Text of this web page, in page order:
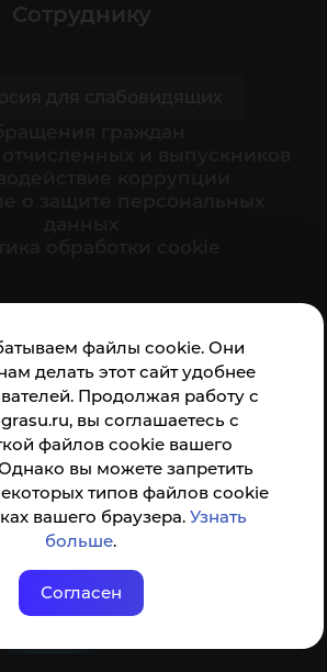
файлы cookie. Они
делать этот сайт удобнее
Продолжая работу с
вы соглашаетесь с
файлов cookie вашего
вы можете запретить
типов файлов cookie
вашего браузера.Узнать
больше.
Согласен
Сотруднику
организации:
по QR-коду, а так же по прямой
ссылке
ВО ЮГУ 2001–2026